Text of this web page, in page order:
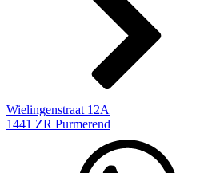
Wielingenstraat 12A
1441 ZR Purmerend